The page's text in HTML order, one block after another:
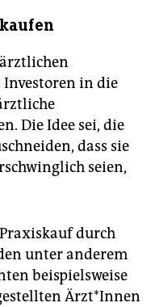
in die
Die Idee sei, die
dass sie
seien,
durch
unter anderem
beispielsweise
Ärzt*Innen